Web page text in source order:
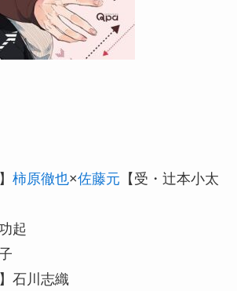
柿原徹也×佐藤元 【受・辻本小太
起
石川志織